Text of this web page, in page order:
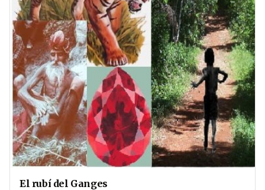
El rubí del Ganges